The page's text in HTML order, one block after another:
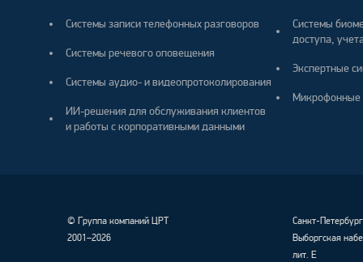
Системы записи телефонных разговоров
Системы речевого оповещения
Системы аудио- и видеопротоколирования
ИИ-решения для обслуживания клиентов
и работы с корпоративными данными
Системы
доступа,
Экспертные
Микрофонные
© Группа компаний ЦРТ
2001–2026
Санкт-Петербург
Выборгская
лит. Е